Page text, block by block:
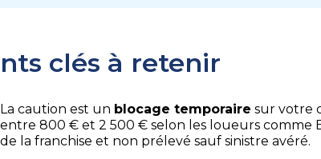
clés à retenir
La caution est un blocage temporaire sur votre
entre 800 € et 2 500 € selon les loueurs comme
de la franchise et non prélevé sauf sinistre avéré.